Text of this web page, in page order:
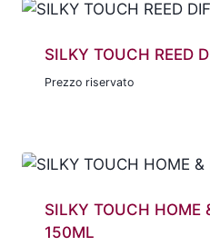
SILKY TOUCH REED
Prezzo riservato
SILKY TOUCH HOME
150ML